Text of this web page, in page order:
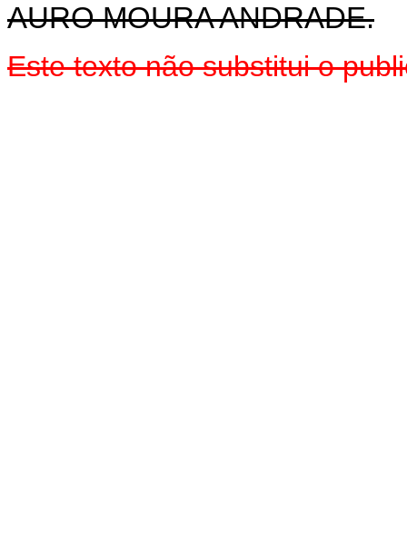
AURO MOURA ANDRADE.
Este texto não substitui o